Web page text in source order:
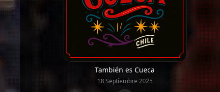
También es Cueca
18 Septiembre 2025